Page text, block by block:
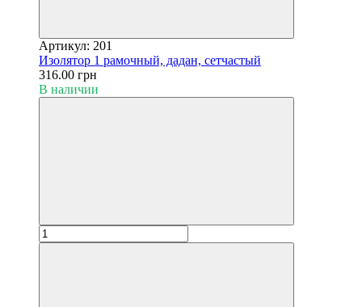
Артикул: 201
Изолятор 1 рамочный, дадан, сетчастый
316.00 грн
В наличии